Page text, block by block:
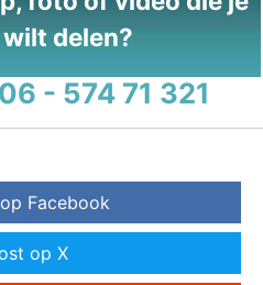
delen?
06 - 574 71 321
Facebook
op X